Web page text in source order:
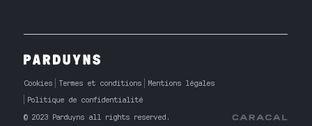
Cookies Termes et conditions
Mentions légales
Politique de confidentialité
© 2023 Parduyns all rights reserved.
Caracal Agency